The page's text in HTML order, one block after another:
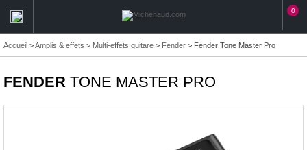
0
Accueil >Amplis & effets > Multi-effets guitare > Fender > Fender Tone Master Pro
FENDER TONE MASTER PRO